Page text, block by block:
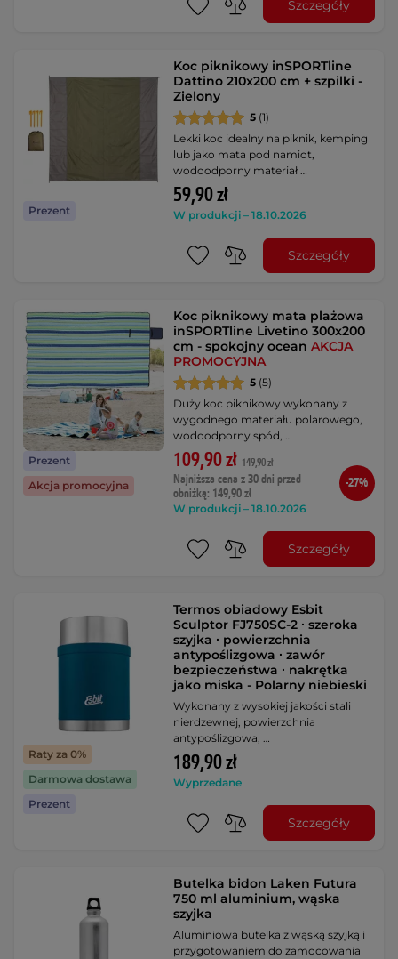
Szczegóły
Prezent
Koc piknikowy inSPORTline
Dattino 210x200 cm + szpilki -
Zielony
5 (1)
Lekki koc idealny na piknik, kemping
lub jako mata pod namiot,
wodoodporny materiał …
59,90 zł
W produkcji – 18.10.2026
Szczegóły
Prezent
Akcja promocyjna
Koc piknikowy mata plażowa
inSPORTline Livetino 300x200
cm - spokojny oceanAKCJA
PROMOCYJNA
5 (5)
Duży koc piknikowy wykonany z
wygodnego materiału polarowego,
wodoodporny spód, …
109,90 zł 149,90 zł
Najniższa cena z 30 dni przed
obniżką: 149,90 zł
W produkcji – 18.10.2026
-27%
Szczegóły
Raty za 0%
Darmowa dostawa
Prezent
Termos obiadowy Esbit
Sculptor FJ750SC-2 ∙ szeroka
szyjka ∙ powierzchnia
antypoślizgowa ∙ zawór
bezpieczeństwa ∙ nakrętka
jako miska - Polarny niebieski
Wykonany z wysokiej jakości stali
nierdzewnej, powierzchnia
antypoślizgowa, …
189,90 zł
Wyprzedane
Szczegóły
Butelka bidon Laken Futura
750 ml aluminium, wąska
szyjka
Aluminiowa butelka z wąską szyjką i
przygotowaniem do zamocowania